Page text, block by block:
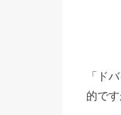
「ド
的で